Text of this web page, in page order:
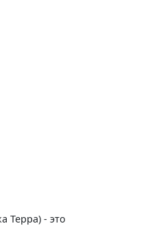
Терра) - это